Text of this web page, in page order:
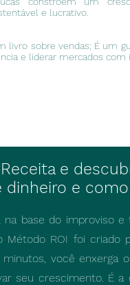
e lucrativo.
livro sobre vendas; É um
e liderar mercados com
e
dinheiro e
base do improviso
Método ROI foi
você enxerga
seu crescimento. É